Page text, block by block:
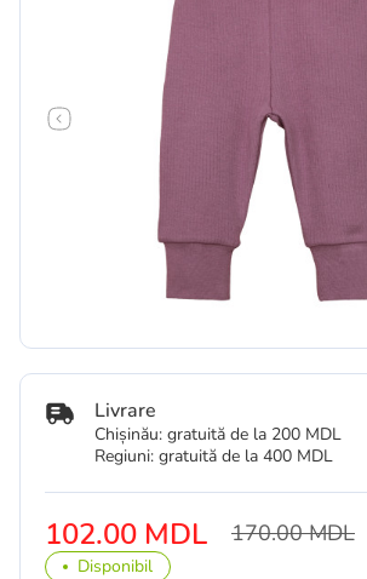
102.00 MDL 170.00 MDL
Disponibil
Livrare
Chișinău: gratuită de la 200 MDL
Regiuni: gratuită de la 400 MDL